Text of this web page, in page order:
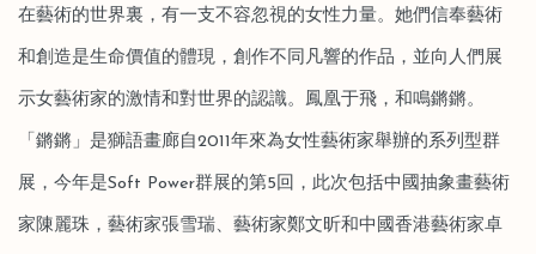
在藝術的世界裏，有一支不容忽視的女性力量。她們信奉藝術
和創造是生命價值的體現，創作不同凡響的作品，並向人們展
示女藝術家的激情和對世界的認識。鳳凰于飛，和鳴鏘鏘。
「鏘鏘」是獅語畫廊自2011年來為女性藝術家舉辦的系列型群
展，今年是Soft Power群展的第5回，此次包括中國抽象畫藝術
家陳麗珠，藝術家張雪瑞、藝術家鄭文昕和中國香港藝術家卓